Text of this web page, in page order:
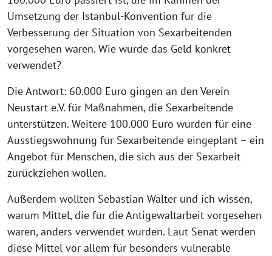
Umsetzung der Istanbul-Konvention für die
Verbesserung der Situation von Sexarbeitenden
vorgesehen waren. Wie wurde das Geld konkret
verwendet?
Die Antwort: 60.000 Euro gingen an den Verein
Neustart e.V. für Maßnahmen, die Sexarbeitende
unterstützen. Weitere 100.000 Euro wurden für eine
Ausstiegswohnung für Sexarbeitende eingeplant – ein
Angebot für Menschen, die sich aus der Sexarbeit
zurückziehen wollen.
Außerdem wollten Sebastian Walter und ich wissen,
warum Mittel, die für die Antigewaltarbeit vorgesehen
waren, anders verwendet wurden. Laut Senat werden
diese Mittel vor allem für besonders vulnerable